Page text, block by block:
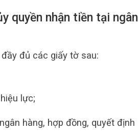
quyền nhận tiền tại ngân
đủ các giấy tờ sau:
lực;
hàng, hợp đồng, quyết định